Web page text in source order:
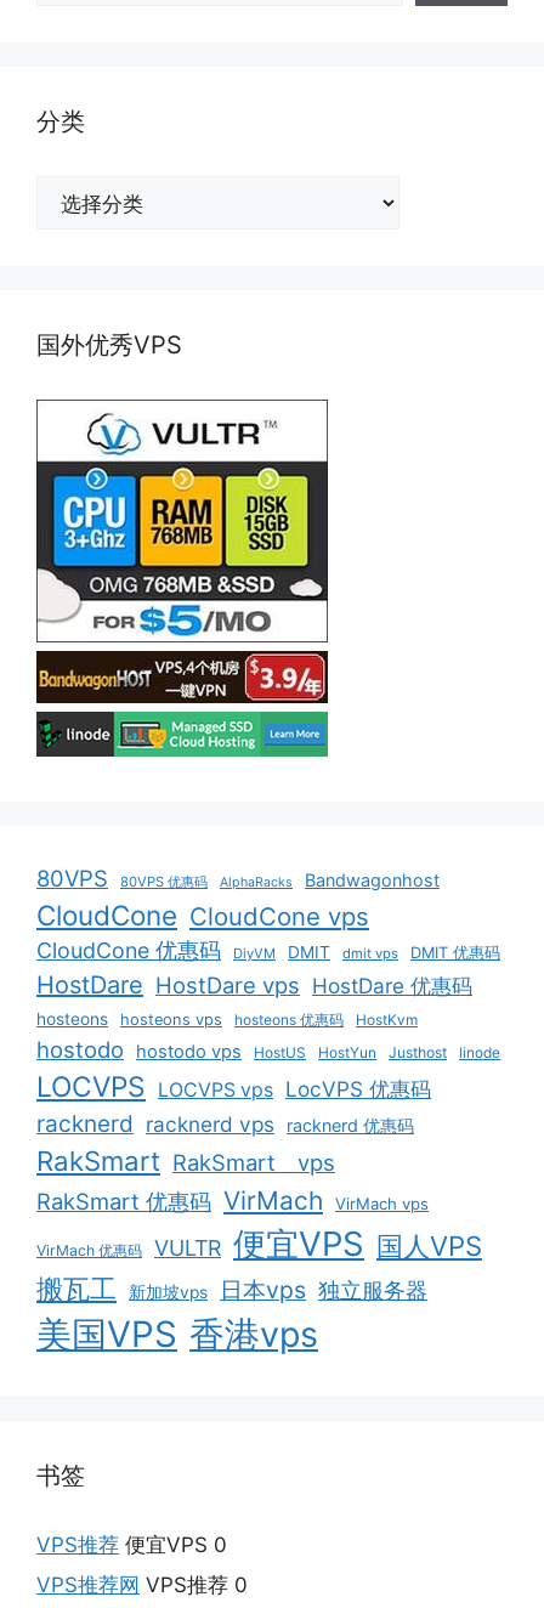
分类
国外优秀VPS
80VPS 80VPS 优惠码 AlphaRacks Bandwagonhost
CloudCone CloudCone vps
CloudCone 优惠码 DiyVM DMIT dmit vps DMIT 优惠码
HostDare HostDare vps HostDare 优惠码
hosteons hosteons vps hosteons 优惠码 HostKvm
hostodo hostodo vps HostUS HostYun Justhost linode
LOCVPS LOCVPS vps LocVPS 优惠码
racknerd racknerd vps racknerd 优惠码
RakSmart RakSmart vps
RakSmart 优惠码 VirMach VirMach vps
VirMach 优惠码 VULTR 便宜VPS 国人VPS
搬瓦工
新加坡vps 日本vps 独立服务器
美国VPS 香港vps
书签
VPS推荐 便宜VPS 0
VPS推荐网 VPS推荐 0